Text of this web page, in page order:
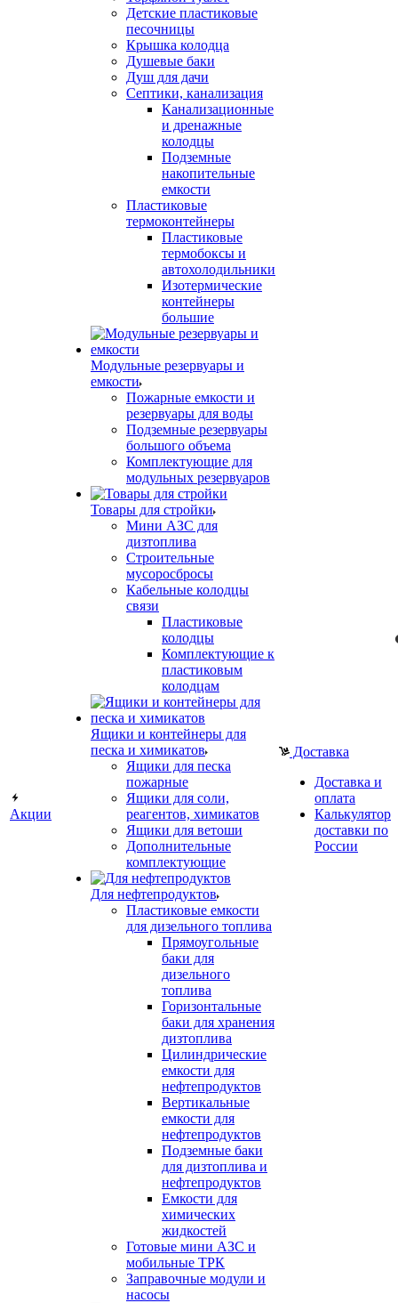
Акции
Детские пластиковые
песочницы
Крышка колодца
Душевые баки
Душ для дачи
Септики, канализация
Канализационные
и дренажные
колодцы
Подземные
накопительные
емкости
Пластиковые
термоконтейнеры
Пластиковые
термобоксы и
автохолодильники
Изотермические
контейнеры
большие
Модульные резервуары и
емкости
Пожарные емкости и
резервуары для воды
Подземные резервуары
большого объема
Комплектующие для
модульных резервуаров
Товары для стройки
Мини АЗС для
дизтоплива
Строительные
мусоросбросы
Кабельные колодцы
связи
Пластиковые
колодцы
Комплектующие к
пластиковым
колодцам
Ящики и контейнеры для
песка и химикатов
Ящики для песка
пожарные
Ящики для соли,
реагентов, химикатов
Ящики для ветоши
Дополнительные
комплектующие
Для нефтепродуктов
Пластиковые емкости
для дизельного топлива
Прямоугольные
баки для
дизельного
топлива
Горизонтальные
баки для хранения
дизтоплива
Цилиндрические
емкости для
нефтепродуктов
Вертикальные
емкости для
нефтепродуктов
Подземные баки
для дизтоплива и
нефтепродуктов
Емкости для
химических
жидкостей
Готовые мини АЗС и
мобильные ТРК
Заправочные модули и
насосы
Доставка
Доставка и
оплата
Калькулятор
доставки по
России